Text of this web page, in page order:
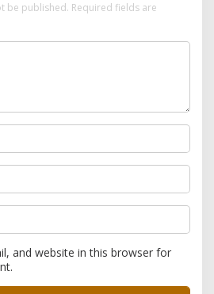
be published. Required fields are
and website in this browser for